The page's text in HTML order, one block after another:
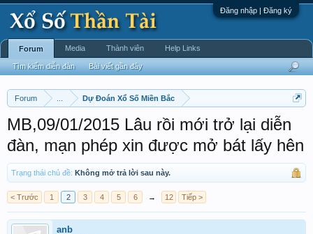
Đăng nhập | Đăng ký
Forum Dự Đoán Xổ Số Miền Bắc
MB,09/01/2015 Lâu rồi mới trở lại diễn
đàn, mạn phép xin được mở bát lấy hên
Trạng thái chủ đề: Không mở trả lời sau này.
< Trước 1 2 3 4 5 6 → 12 Tiếp >
anb
Forum
Tìm kiếm diễn đàn Bài viết gần đây
Media Thành viên Help Links